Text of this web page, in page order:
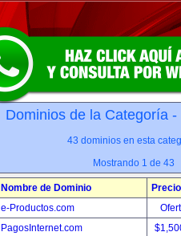
Dominios de la Categoría -
43 dominios en esta
Mostrando 1 de 43
Nombre de Dominio
Precio
e-Productos.com
PagosInternet.com